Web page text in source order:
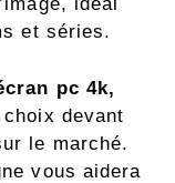
et séries.
pc 4k,
devant
le marché.
vous aidera